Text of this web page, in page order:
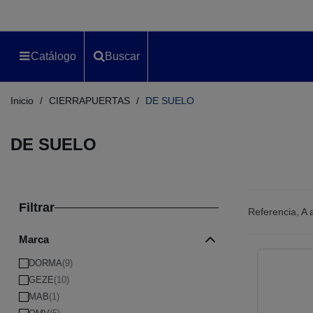
Catálogo Buscar
Inicio / CIERRAPUERTAS / DE SUELO
DE SUELO
Filtrar
Marca
DORMA(9)
GEZE(10)
MAB(1)
Referencia, A